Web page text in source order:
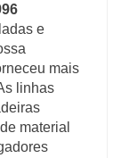
e
mais
linhas
material